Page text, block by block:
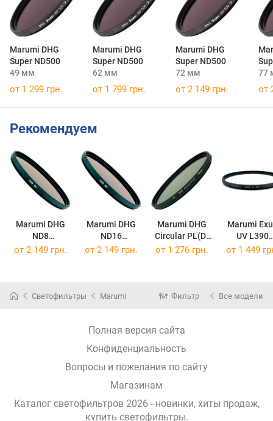
Marumi DHG
Super ND500
49 мм
Marumi DHG
Super ND500
62 мм
Marumi DHG
Super ND500
72 мм
77
от 1 299 грн. от 1 799 грн. от 2 149 грн. от
Рекомендуем
Marumi DHG
ND8
DHG ND8 82mm
Marumi DHG
ND16
DHG ND16 82mm
Marumi DHG
Circular PL(D)
Circular PL(D) 62mm
Marumi
UV L390
Exus UV
от 2 149 грн. от 2 149 грн. от 1 276 грн. от 1 449
Светофильтры Marumi Фильтр Все модели
Полная версия сайта
Конфиденциальность
Вопросы и пожелания по сайту
Магазинам
Каталог светофильтров 2026 - новинки, хиты продаж,
купить светофильтры.